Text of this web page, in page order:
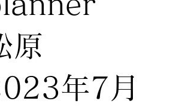
年7月
原